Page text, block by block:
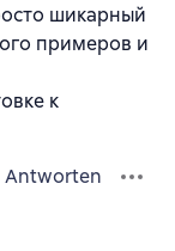
шикарный
примеров и
к
Antworten